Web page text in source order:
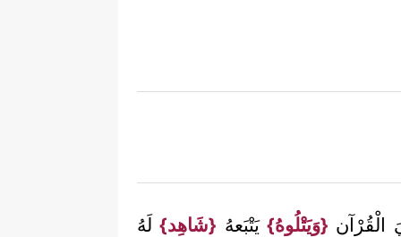
الْقُرْآن {وَيَتْلُوهُ} يَتْبَعهُ {شَاهِد}لَهُ